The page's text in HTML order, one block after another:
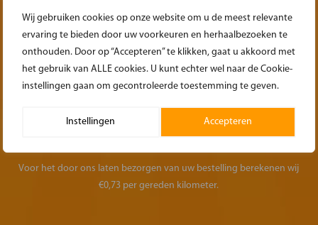
Wij gebruiken cookies op onze website om u de meest relevante
ervaring te bieden door uw voorkeuren en herhaalbezoeken te
onthouden. Door op “Accepteren” te klikken, gaat u akkoord met
het gebruik van ALLE cookies. U kunt echter wel naar de Cookie-
instellingen gaan om gecontroleerde toestemming te geven.
Instellingen Accepteren
MEER INFORMATIE
DE BEZORGKOSTEN
Voor het door ons laten bezorgen van uw bestelling berekenen wij
€0,73 per gereden kilometer.